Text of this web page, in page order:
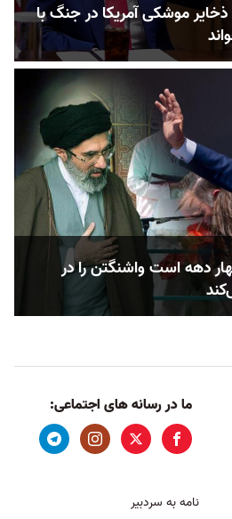
موشکی آمریکا در جنگ با
دهه است واشنگتن را در
ما در رسانه های اجتماعی:
نامه به سردبیر